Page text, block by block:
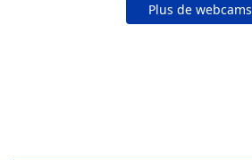
Plus de webcams